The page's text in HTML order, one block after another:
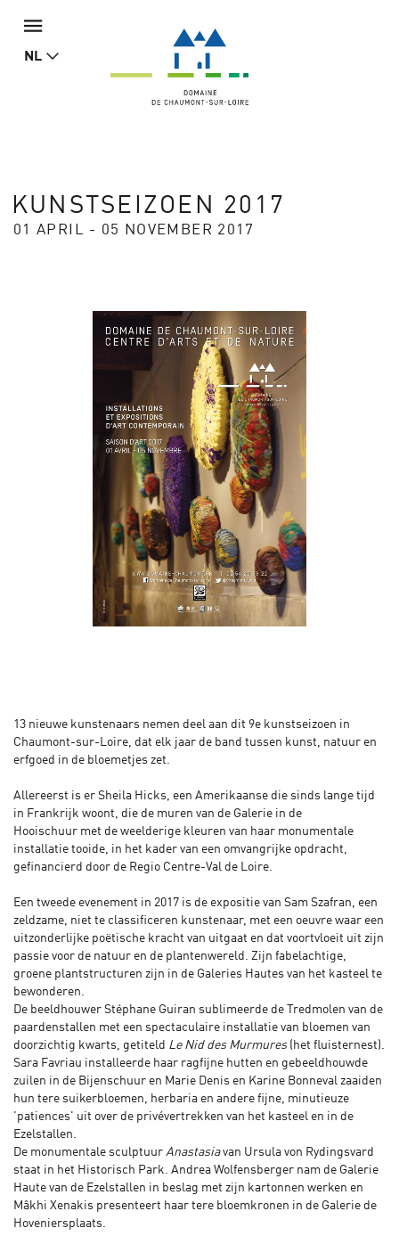
NL
KUNSTSEIZOEN 2017
01 APRIL - 05 NOVEMBER 2017
13 nieuwe kunstenaars nemen deel aan dit 9e kunstseizoen in
Chaumont-sur-Loire, dat elk jaar de band tussen kunst, natuur en
erfgoed in de bloemetjes zet.
Allereerst is er Sheila Hicks, een Amerikaanse die sinds lange tijd
in Frankrijk woont, die de muren van de Galerie in de
Hooischuur met de weelderige kleuren van haar monumentale
installatie tooide, in het kader van een omvangrijke opdracht,
gefinancierd door de Regio Centre-Val de Loire.
Een tweede evenement in 2017 is de expositie van Sam Szafran, een
zeldzame, niet te classificeren kunstenaar, met een oeuvre waar een
uitzonderlijke poëtische kracht van uitgaat en dat voortvloeit uit zijn
passie voor de natuur en de plantenwereld. Zijn fabelachtige,
groene plantstructuren zijn in de Galeries Hautes van het kasteel te
bewonderen.
De beeldhouwer Stéphane Guiran sublimeerde de Tredmolen van de
paardenstallen met een spectaculaire installatie van bloemen van
doorzichtig kwarts, getiteld Le Nid des Murmures (het fluisternest).
Sara Favriau installeerde haar ragfijne hutten en gebeeldhouwde
zuilen in de Bijenschuur en Marie Denis en Karine Bonneval zaaiden
hun tere suikerbloemen, herbaria en andere fijne, minutieuze
'patiences' uit over de privévertrekken van het kasteel en in de
Ezelstallen.
De monumentale sculptuur Anastasiavan Ursula von Rydingsvard
staat in het Historisch Park. Andrea Wolfensberger nam de Galerie
Haute van de Ezelstallen in beslag met zijn kartonnen werken en
Mâkhi Xenakis presenteert haar tere bloemkronen in de Galerie de
Hoveniersplaats.